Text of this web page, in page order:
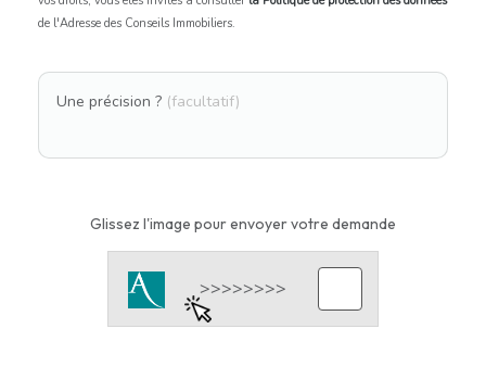
de l'Adresse des Conseils Immobiliers.
Une précision ? (facultatif)
Glissez l'image pour envoyer votre demande